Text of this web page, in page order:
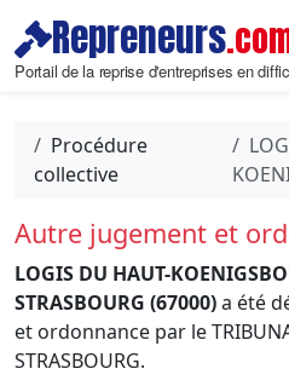
Repreneurs
Portail de la reprise d'entreprises en
Procédure
collective
Autre jugement et
LOGIS DU HAUT-
STRASBOURG (67000)a été
et ordonnance par le
STRASBOURG.